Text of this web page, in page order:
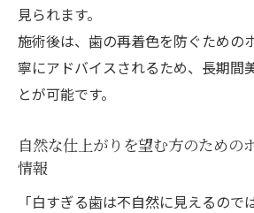
見られます。
施術後は、歯の再着色を防ぐための
寧にアドバイスされるため、長期間
とが可能です。
自然な仕上がりを望む方のための
情報
「白すぎる歯は不自然に見えるので